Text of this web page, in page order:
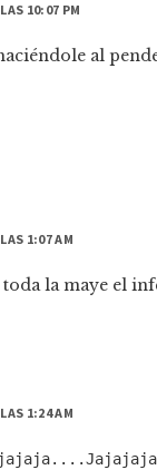
10:07 PM
al
1:07 AM
la maye el
1:24 AM